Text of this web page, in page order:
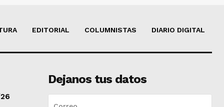
EDITORIAL COLUMNISTAS DIARIO DIGITAL
Dejanos tus datos